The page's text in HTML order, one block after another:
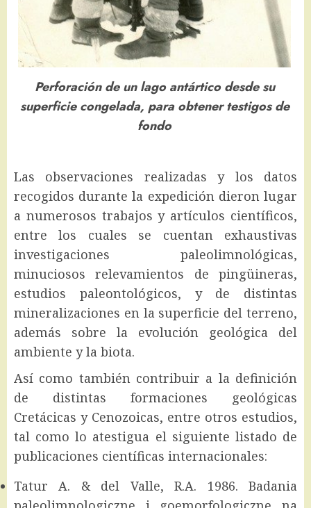
Perforación de un lago antártico desde su
superficie congelada, para obtener testigos de
fondo
Las observaciones realizadas y los datos
recogidos durante la expedición dieron lugar
a numerosos trabajos y artículos científicos,
entre los cuales se cuentan exhaustivas
investigaciones paleolimnológicas,
minuciosos relevamientos de pingüineras,
estudios paleontológicos, y de distintas
mineralizaciones en la superficie del terreno,
además sobre la evolución geológica del
ambiente y la biota.
Así como también contribuir a la definición
de distintas formaciones geológicas
Cretácicas y Cenozoicas, entre otros estudios,
tal como lo atestigua el siguiente listado de
publicaciones científicas internacionales:
Tatur A. & del Valle, R.A. 1986. Badania